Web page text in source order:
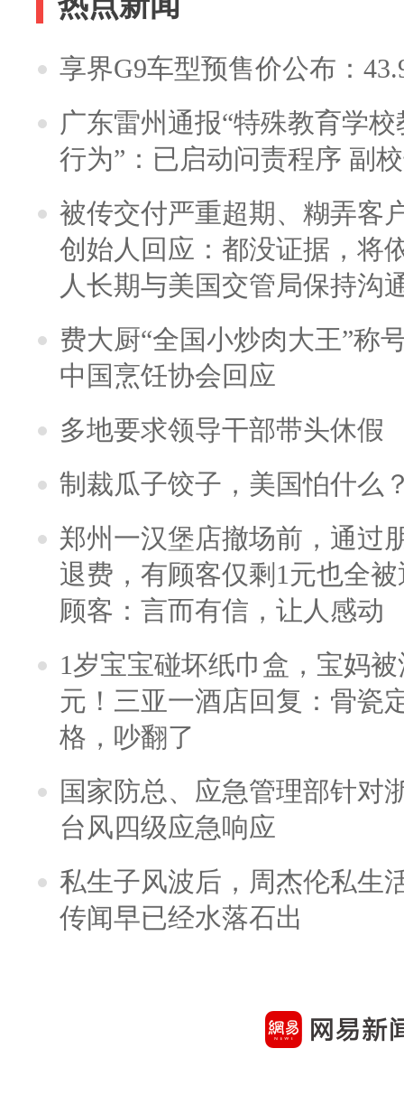
享界G9车型预售价公布：
广东雷州通报“特殊教育学
行为”：已启动问责程序 副
被传交付严重超期、糊弄客
创始人回应：都没证据，将
人长期与美国交管局保持沟
费大厨“全国小炒肉大王”称
中国烹饪协会回应
多地要求领导干部带头休假
制裁瓜子饺子，美国怕什么
郑州一汉堡店撤场前，通过
退费，有顾客仅剩1元也全
顾客：言而有信，让人感动
1岁宝宝碰坏纸巾盒，宝妈
元！三亚一酒店回复：骨瓷
格，吵翻了
国家防总、应急管理部针对
台风四级应急响应
私生子风波后，周杰伦私生
传闻早已经水落石出